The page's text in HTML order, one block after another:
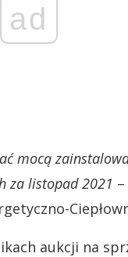
ad
mocą
za listopad 2021
aukcji na